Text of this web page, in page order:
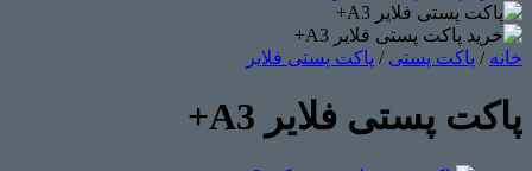
خانه / پاکت پستی / پاکت پستی فلایر
پاکت پستی فلایر A3+